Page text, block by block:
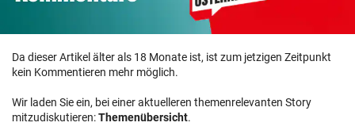
Da dieser Artikel älter als 18 Monate ist, ist zum jetzigen Zeitpunkt
kein Kommentieren mehr möglich.
Wir laden Sie ein, bei einer aktuelleren themenrelevanten Story
mitzudiskutieren:Themenübersicht.